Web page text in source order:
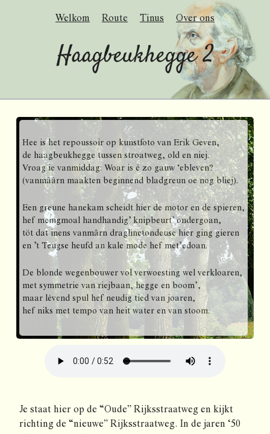
Welkom Route Tinus Over ons
Haagbeukhegge 2
Hee is het repoussoir op kunstfoto van Erik Geven,
de haagbeukhegge tussen stroatweg, old en niej.
Vroag ie vanmiddag: Woar is é zo gauw ‘ebleven?
(vanmâârn maakten beginnend bladgreun oe nog bliej).
Een greune hanekam scheidt hier de motor en de spieren,
hef menigmoal handhandig’ knipbeurt’ ondergoan,
töt dat inens vanmârn draglinetondeuse hier ging gieren
en ’t Teugse heufd an kale mode hef mèt’edoan.
De blonde wegenbouwer vol verwoesting wel verkloaren,
met symmetrie van riejbaan, hegge en boom’,
maar lèvend spul hef neudig tied van joaren,
hef niks met tempo van heit water en van stoom.
Je staat hier op de “Oude” Rijksstraatweg en kijkt
richting de “nieuwe” Rijksstraatweg. In de jaren ‘50